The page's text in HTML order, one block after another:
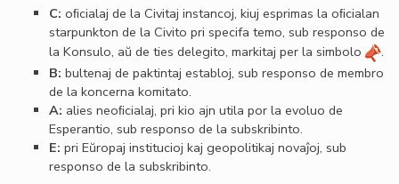
C: oﬁcialaj de la Civitaj instancoj, kiuj esprimas la oﬁcialan
starpunkton de la Civito pri specifa temo, sub responso de
la Konsulo, aŭ de ties delegito, markitaj per la simbolo
.
B: bultenaj de paktintaj establoj, sub responso de membro
de la koncerna komitato.
A: alies neoﬁcialaj, pri kio ajn utila por la evoluo de
Esperantio, sub responso de la subskribinto.
E: pri Eŭropaj institucioj kaj geopolitikaj novaĵoj, sub
responso de la subskribinto.